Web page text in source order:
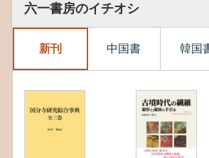
六一書房のイチオシ
新刊 中国書 韓国